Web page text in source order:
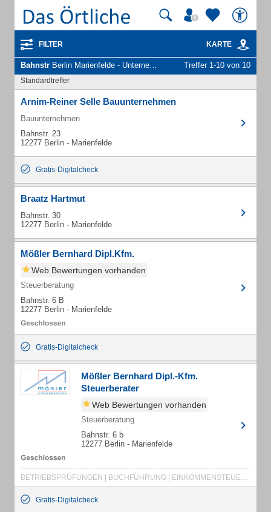
FILTER KARTE
Bahnstr Berlin Marienfelde - Unternehmen und Personen Treffer 1-10 von 10
Standardtreffer
Arnim-Reiner Selle Bauunternehmen
Bauunternehmen
Bahnstr. 23
12277 Berlin - Marienfelde
Gratis-Digitalcheck
Braatz Hartmut
Bahnstr. 30
12277 Berlin - Marienfelde
Mößler Bernhard Dipl.Kfm.
Web Bewertungen vorhanden
Steuerberatung
Bahnstr. 6 B
12277 Berlin - Marienfelde
Gratis-Digitalcheck
Mößler Bernhard Dipl.-Kfm.
Steuerberater
Web Bewertungen vorhanden
Steuerberatung
Bahnstr. 6 b
12277 Berlin - Marienfelde
BETRIEBSPRÜFUNGEN | BUCHFÜHRUNG | EINKOMMENSTEUER | EINZELUNTERNEHMEN | ERBSCHAFTSTEUER | EXISTENZGRÜNDUNG | FINANZBUCHHALTUNG | GEHALTSABRECHNUNG | GEWERBESTEUER | JAHRESABSCHLUSS | JAHRESABSCHLUSS | KÖRPERSCHAFTSTEUER | LOHNABRECHNUNG | STEUERERKLÄRUNG | UMSATZSTEUER | BAULOHNBUCHHALTUNG | BETRIEBLICHE STEUERERKLÄRUNG | BETRIEBSBUCHHALTUNG | BILANZBUCHFÜHRUNG
Gratis-Digitalcheck